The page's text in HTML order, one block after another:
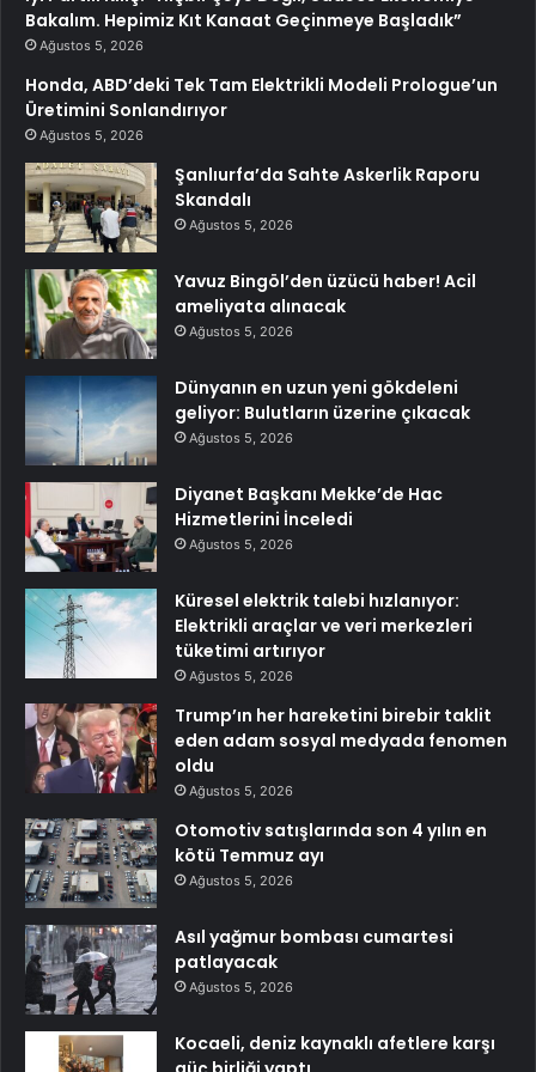
Bakalım. Hepimiz Kıt Kanaat Geçinmeye Başladık”
Ağustos 5, 2026
Honda, ABD’deki Tek Tam Elektrikli Modeli Prologue’un
Üretimini Sonlandırıyor
Ağustos 5, 2026
Şanlıurfa’da Sahte Askerlik Raporu
Skandalı
Ağustos 5, 2026
Yavuz Bingöl’den üzücü haber! Acil
ameliyata alınacak
Ağustos 5, 2026
Dünyanın en uzun yeni gökdeleni
geliyor: Bulutların üzerine çıkacak
Ağustos 5, 2026
Diyanet Başkanı Mekke’de Hac
Hizmetlerini İnceledi
Ağustos 5, 2026
Küresel elektrik talebi hızlanıyor:
Elektrikli araçlar ve veri merkezleri
tüketimi artırıyor
Ağustos 5, 2026
Trump’ın her hareketini birebir taklit
eden adam sosyal medyada fenomen
oldu
Ağustos 5, 2026
Otomotiv satışlarında son 4 yılın en
kötü Temmuz ayı
Ağustos 5, 2026
Asıl yağmur bombası cumartesi
patlayacak
Ağustos 5, 2026
Kocaeli, deniz kaynaklı afetlere karşı